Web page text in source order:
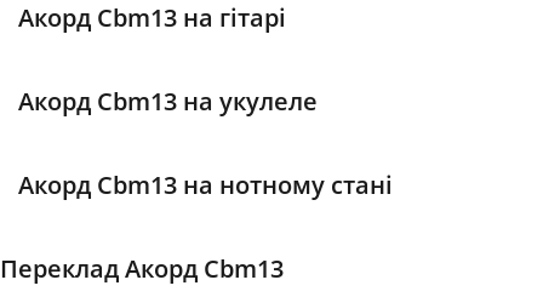
Акорд Cbm13 на гітарі
Акорд Cbm13 на укулеле
Акорд Cbm13 на нотному стані
Переклад Акорд Cbm13